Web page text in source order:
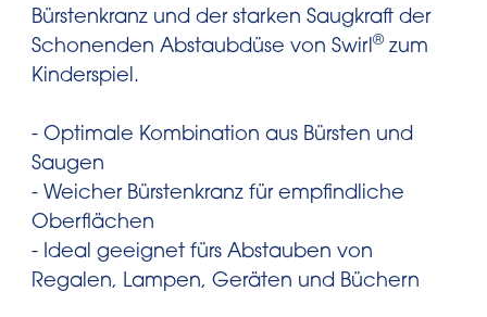
Bürstenkranz und der starken Saugkraft der
Schonenden Abstaubdüse von Swirl® zum
Kinderspiel.
- Optimale Kombination aus Bürsten und
Saugen
- Weicher Bürstenkranz für empfindliche
Oberflächen
- Ideal geeignet fürs Abstauben von
Regalen, Lampen, Geräten und Büchern